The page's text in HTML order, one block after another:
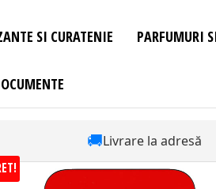
SI CURATENIE PARFUMURI
🚚Livrare la adresă